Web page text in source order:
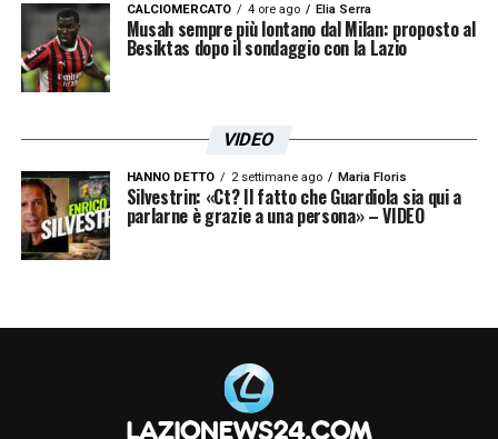
CALCIOMERCATO 4 ore ago Elia Serra
Musah sempre più lontano dal Milan: proposto al
Besiktas dopo il sondaggio con la Lazio
VIDEO
HANNO DETTO 2 settimane ago Maria Floris
Silvestrin: «Ct? Il fatto che Guardiola sia qui a
parlarne è grazie a una persona» – VIDEO